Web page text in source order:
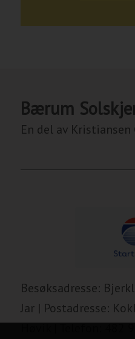
Bærum
En del av Kristiansen
Besøksadresse:
Jar | Postadresse:
Høvik | Telefon: 482